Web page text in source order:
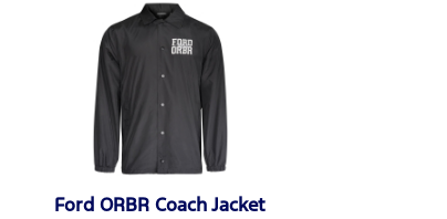
Ford ORBR Coach Jacket